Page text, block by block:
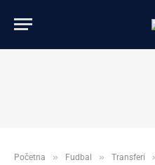
Početna » Fudbal » Transferi